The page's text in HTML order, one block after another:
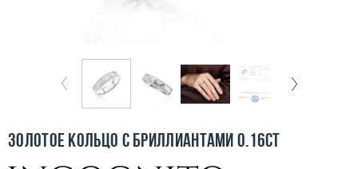
Бесплатная доставка
О компании
Золотое кольцо с бриллиантами 0.16ct